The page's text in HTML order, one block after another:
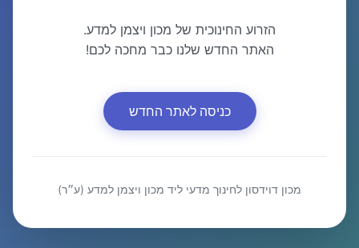
הזרוע החינוכית של מכון ויצמן למדע.
האתר החדש שלנו כבר מחכה לכם!
כניסה לאתר החדש
מכון דוידסון לחינוך מדעי ליד מכון ויצמן למדע (ע״ר)